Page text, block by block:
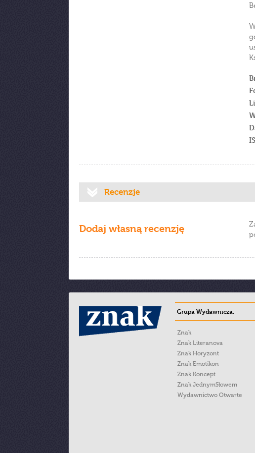
Recenzje
Dodaj własną recenzję
Grupa Wydawnicza:
Znak
Znak Literanova
Znak Horyzont
Znak Emotikon
Znak Koncept
Znak JednymSłowem
Wydawnictwo Otwarte